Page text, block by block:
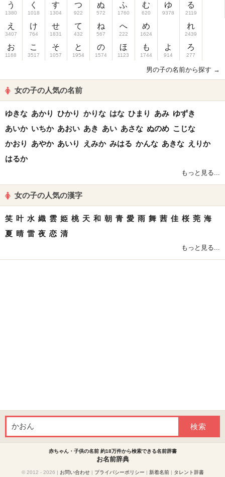
う
1380
え
3407
お
1168
く
1018
け
764
こ
3517
す
1304
せ
1831
そ
1057
つ
922
て
432
と
1954
ぬ
572
ね
567
の
1574
ふ
1760
へ
222
ほ
1123
む
620
め
1624
も
1744
ゆ
9378
よ
914
る
2119
れ
2439
ろ
277
男の子の名前から探す →
女の子の人気の名前
ゆきな あかり ひかり かりな はな ひまり あみ ゆずき
あいか いちか あおい あき あい あさな ぬのめ こじな
かおり
あやか あいり えみか みはる かんな あきな えりか
はるか
もっと見る...
女の子の人気の漢字
笑 叶 水 織 雲 姫 桃 天 和 朝 青 愛 雨 舞 茜 佳 桜 莞 海
夏 晴 雷 夜 恋 清
もっと見る...
赤ちゃん・子供の名前 約18万件から検索できる名前辞書
お名前辞典
© 2012 - 2026 | お問い合わせ| プライバシーポリシー | 新着名前| タレント辞書